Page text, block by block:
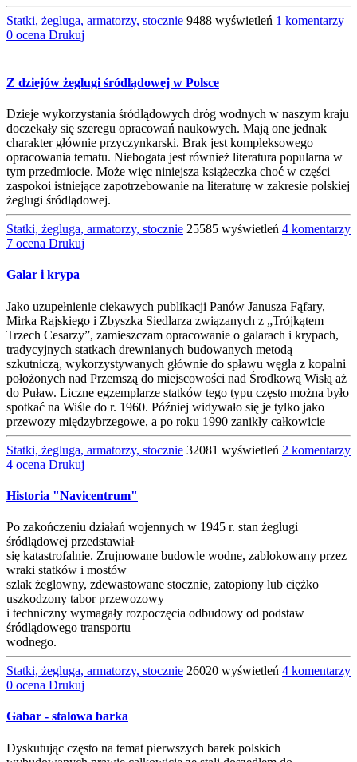
Statki, żegluga, armatorzy, stocznie 9488 wyświetleń 1 komentarzy
0 ocena Drukuj
Z dziejów żeglugi śródlądowej w Polsce
Dzieje wykorzystania śródlądowych dróg wodnych w naszym kraju
doczekały się szeregu opracowań naukowych. Mają one jednak
charakter głównie przyczynkarski. Brak jest kompleksowego
opracowania tematu. Niebogata jest również literatura popularna w
tym przedmiocie. Może więc niniejsza książeczka choć w części
zaspokoi istniejące zapotrzebowanie na literaturę w zakresie polskiej
żeglugi śródlądowej.
Statki, żegluga, armatorzy, stocznie 25585 wyświetleń 4 komentarzy
7 ocena Drukuj
Galar i krypa
Jako uzupełnienie ciekawych publikacji Panów Janusza Fąfary,
Mirka Rajskiego i Zbyszka Siedlarza związanych z „Trójkątem
Trzech Cesarzy”, zamieszczam opracowanie o galarach i krypach,
tradycyjnych statkach drewnianych budowanych metodą
szkutniczą, wykorzystywanych głównie do spławu węgla z kopalni
położonych nad Przemszą do miejscowości nad Środkową Wisłą aż
do Puław. Liczne egzemplarze statków tego typu często można było
spotkać na Wiśle do r. 1960. Później widywało się je tylko jako
przewozy międzybrzegowe, a po roku 1990 zanikły całkowicie
Statki, żegluga, armatorzy, stocznie 32081 wyświetleń 2 komentarzy
4 ocena Drukuj
Historia "Navicentrum"
Po zakończeniu działań wojennych w 1945 r. stan żeglugi
śródlądowej przedstawiał
się katastrofalnie. Zrujnowane budowle wodne, zablokowany przez
wraki statków i mostów
szlak żeglowny, zdewastowane stocznie, zatopiony lub ciężko
uszkodzony tabor przewozowy
i techniczny wymagały rozpoczęcia odbudowy od podstaw
śródlądowego transportu
wodnego.
Statki, żegluga, armatorzy, stocznie 26020 wyświetleń 4 komentarzy
0 ocena Drukuj
Gabar - stalowa barka
Dyskutując często na temat pierwszych barek polskich